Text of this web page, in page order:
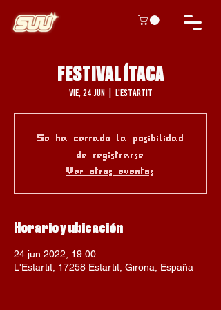
FESTIVAL ÍTACA
vie, 24 jun
  |
L'Estartit
Se ha cerrado la posibilidad
de registrarse
Ver otros eventos
Horario y ubicación
24 jun 2022, 19:00
L'Estartit, 17258 Estartit, Girona, España